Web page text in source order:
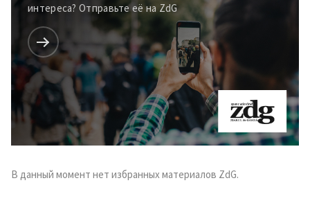
интереса? Отправьте её на ZdG
В данный момент нет избранных материалов ZdG.